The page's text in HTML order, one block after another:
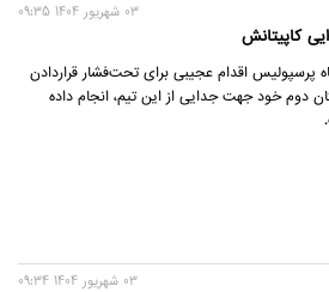
کاپیتانش
03 شهريور 1404 09:35
پرسپولیس اقدام عجیبی برای تحت‌فشار قراردادن
دوم خود جهت جدایی از این تیم، انجام داده
03 شهريور 1404 09:34